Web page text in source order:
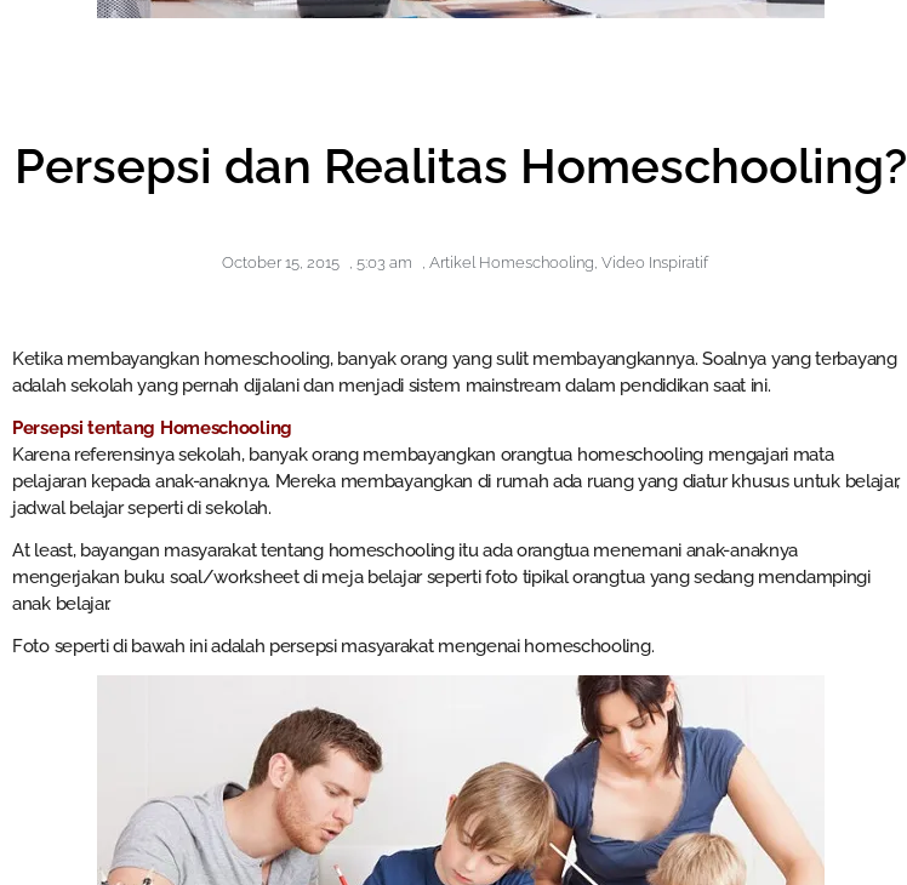
Persepsi dan Realitas Homeschooling?
October 15, 2015 , 5:03 am , Artikel Homeschooling,Video Inspiratif
Ketika membayangkan homeschooling, banyak orang yang sulit membayangkannya. Soalnya yang terbayang
adalah sekolah yang pernah dijalani dan menjadi sistem mainstream dalam pendidikan saat ini.
Persepsi tentang Homeschooling
Karena referensinya sekolah, banyak orang membayangkan orangtua homeschooling mengajari mata
pelajaran kepada anak-anaknya. Mereka membayangkan di rumah ada ruang yang diatur khusus untuk belajar,
jadwal belajar seperti di sekolah.
At least, bayangan masyarakat tentang homeschooling itu ada orangtua menemani anak-anaknya
mengerjakan buku soal/worksheet di meja belajar seperti foto tipikal orangtua yang sedang mendampingi
anak belajar.
Foto seperti di bawah ini adalah persepsi masyarakat mengenai homeschooling.